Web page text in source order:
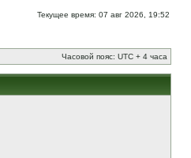
Текущее время: 07 авг 2026, 19:52
Часовой пояс: UTC + 4 часа